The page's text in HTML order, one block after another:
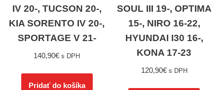
IV 20-, TUCSON 20-,
KIA SORENTO IV 20-,
SPORTAGE V 21-
140,90€ s DPH
Pridať do košíka
SOUL III 19-, OPTIMA
15-, NIRO 16-22,
HYUNDAI I30 16-,
KONA 17-23
120,90€ s DPH